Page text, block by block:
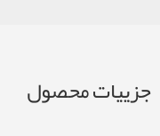
جزییات محصول